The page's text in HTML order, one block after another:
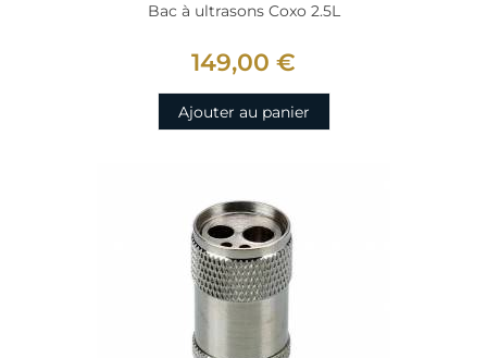
Bac à ultrasons Coxo 2.5L
149,00 €
Ajouter au panier